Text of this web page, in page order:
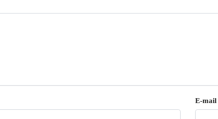
E-mail